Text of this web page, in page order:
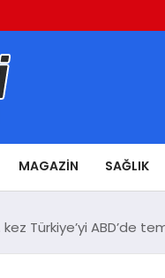
MAGAZIN SAĞLIK
Türkiye’yi ABD’de